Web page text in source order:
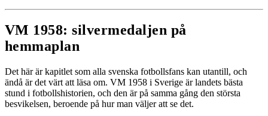
VM 1958: silvermedaljen på
hemmaplan
Det här är kapitlet som alla svenska fotbollsfans kan utantill, och
ändå är det värt att läsa om. VM 1958 i Sverige är landets bästa
stund i fotbollshistorien, och den är på samma gång den största
besvikelsen, beroende på hur man väljer att se det.